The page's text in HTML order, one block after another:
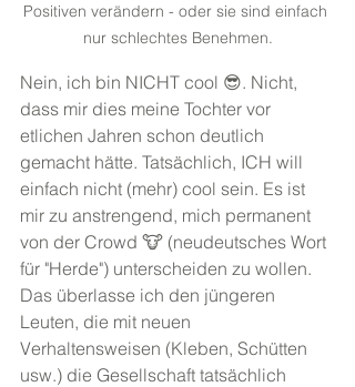
Positiven verändern - oder sie sind einfach
nur schlechtes Benehmen.
Nein, ich bin NICHT cool 😎. Nicht,
dass mir dies meine Tochter vor
etlichen Jahren schon deutlich
gemacht hätte. Tatsächlich, ICH will
einfach nicht (mehr) cool sein. Es ist
mir zu anstrengend, mich permanent
von der Crowd 🐮 (neudeutsches Wort
für "Herde") unterscheiden zu wollen.
Das überlasse ich den jüngeren
Leuten, die mit neuen
Verhaltensweisen (Kleben, Schütten
usw.) die Gesellschaft tatsächlich